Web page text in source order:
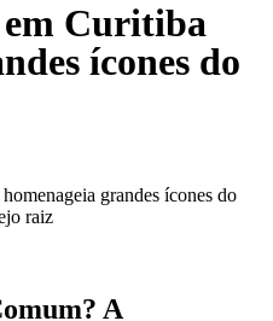
Curitiba
ícones do
A